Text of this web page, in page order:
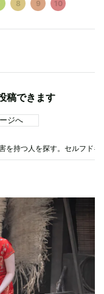
8 9 10
稿できます
ジへ
を持つ人を探す。セルフド